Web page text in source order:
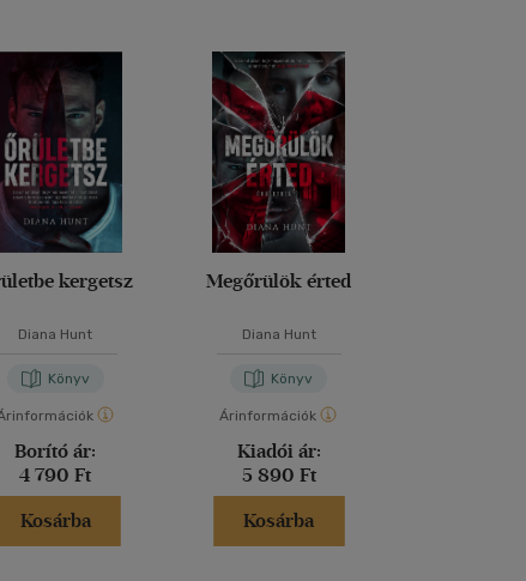
kergetsz
Diana Hunt
Könyv
Borító ár:
4 790 Ft
Kosárba
Megőrülök érted
Diana Hunt
Könyv
Árinformációk
Kiadói ár:
5 890 Ft
Kosárba